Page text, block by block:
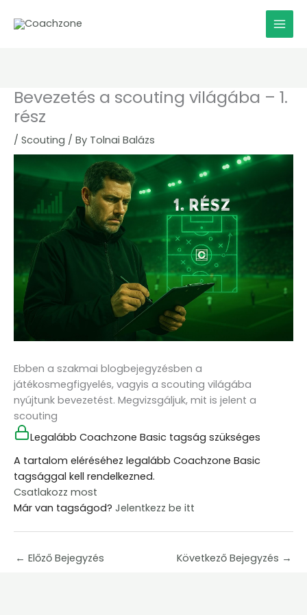
Bevezetés a scouting világába – 1.
rész
/ Scouting / By Tolnai Balázs
Ebben a szakmai blogbejegyzésben a
játékosmegfigyelés, vagyis a scouting világába
nyújtunk bevezetést. Megvizsgáljuk, mit is jelent a
scouting
Legalább Coachzone Basic tagság szükséges
A tartalom eléréséhez legalább Coachzone Basic
tagsággal kell rendelkezned.
Csatlakozz most
Már van tagságod? Jelentkezz be itt
← Előző Bejegyzés Következő Bejegyzés →